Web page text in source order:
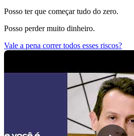
Posso ter que começar tudo do zero.
Posso perder muito dinheiro.
Vale a pena correr todos esses riscos?